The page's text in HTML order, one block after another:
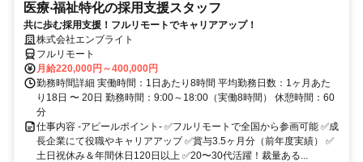
医療‧福祉特化の採用支援スタッフ
共に歩む採用支援！フルリモートでキャリアアップ！
株式会社エンブライト
フルリモート
月給220,000円～400,000円
勤務時間詳細 実働時間：1日あたり8時間 平均勤務日数：1ヶ月あた
り18日 〜 20日 勤務時間：9:00～18:00（実働8時間） 休憩時間：60
分
仕事内容 -アピールポイント- ✅フルリモートで全国から参画可能 ✅成
長企業にて役職やキャリアアップ ✅賞与3.5ヶ月分（前年度実績） ✅
土日祝休み＆年間休日120日以上 ✅20〜30代活躍！裁量ある...